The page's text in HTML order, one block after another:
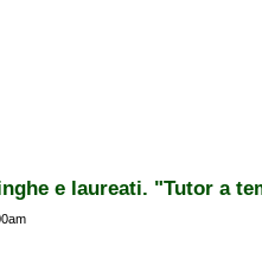
e laureati. "Tutor a